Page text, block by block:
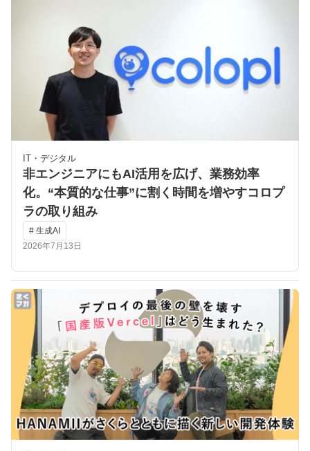
IT・デジタル
非エンジニアにもAI活用を広げ、業務効率
化。“本質的な仕事”に割く時間を増やすコロプ
ラの取り組み
# 生成AI
2026年7月13日